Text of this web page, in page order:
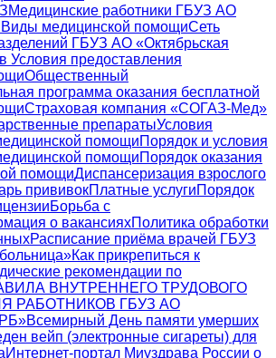
Медицинские работники ГБУЗ АО
Виды медицинской помощиСеть
ГБУЗ АО «Октябрьская
Условия предоставления
Общественный
программа оказания бесплатной
Страховая компания «СОГАЗ-Мед»
препаратыУсловия
помощиПорядок и условия
помощиПорядок оказания
помощиДиспансеризация взрослого
прививокПлатные услугиПорядок
Борьба с
о вакансияхПолитика обработки
Расписание приёма врачей ГБУЗ
Как прикрепиться к
рекомендации по
ВНУТРЕННЕГО ТРУДОВОГО
РАБОТНИКОВ ГБУЗ АО
Всемирный День памяти умерших
вейп (электронные сигареты) для
Интернет-портал Миyздрава России о